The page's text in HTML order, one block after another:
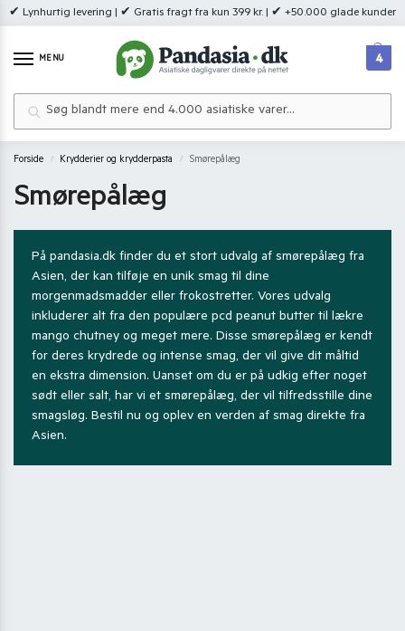
✔ Lynhurtig levering | ✔ Gratis fragt fra kun 399 kr. | ✔ +50.000 glade kunder
MENU 4
Forside / Krydderier og krydderpasta / Smørepålæg
Smørepålæg
På pandasia.dk finder du et stort udvalg af smørepålæg fra
Asien, der kan tilføje en unik smag til dine
morgenmadsmadder eller frokostretter. Vores udvalg
inkluderer alt fra den populære pcd peanut butter til lækre
mango chutney og meget mere. Disse smørepålæg er kendt
for deres krydrede og intense smag, der vil give dit måltid
en ekstra dimension. Uanset om du er på udkig efter noget
sødt eller salt, har vi et smørepålæg, der vil tilfredsstille dine
smagsløg. Bestil nu og oplev en verden af smag direkte fra
Asien.